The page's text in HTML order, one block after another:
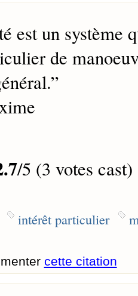
est un système
de
”
/5 (3 votes cast)
intérêt particulier
cette citation